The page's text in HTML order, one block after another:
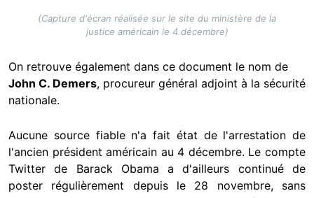
(Capture d'écran réalisée sur le site du ministère de la
justice américain le 4 décembre)
On retrouve également dans ce document le nom de
John C. Demers, procureur général adjoint à la sécurité
nationale.
Aucune source fiable n'a fait état de l'arrestation de
l'ancien président américain au 4 décembre. Le compte
Twitter de Barack Obama a d'ailleurs continué de
poster régulièrement depuis le 28 novembre, sans